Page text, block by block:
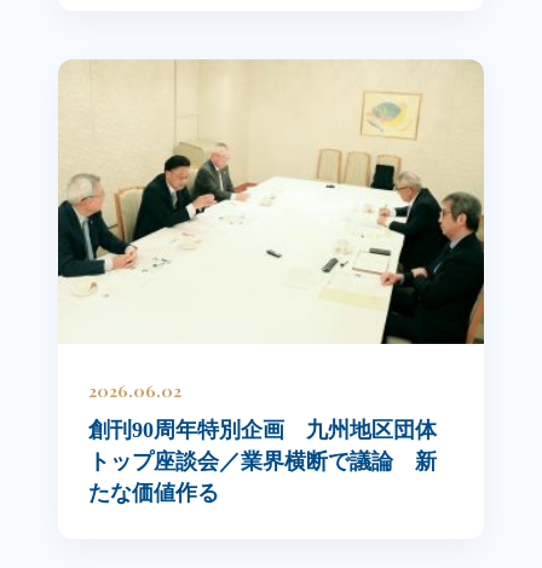
2026.06.02
創刊90周年特別企画 九州地区団体
トップ座談会／業界横断で議論 新
たな価値作る